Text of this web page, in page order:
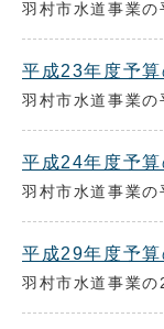
羽村市水道事業
平成23年度予算
羽村市水道事業
平成24年度予算
羽村市水道事業
平成29年度予算
羽村市水道事業